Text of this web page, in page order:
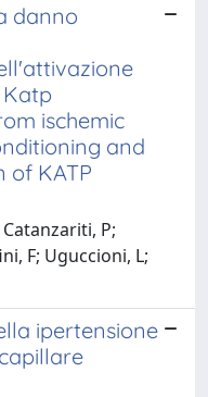
danno
ischemic
and
of KATP
P;
F; Uguccioni, L;
ipertensione